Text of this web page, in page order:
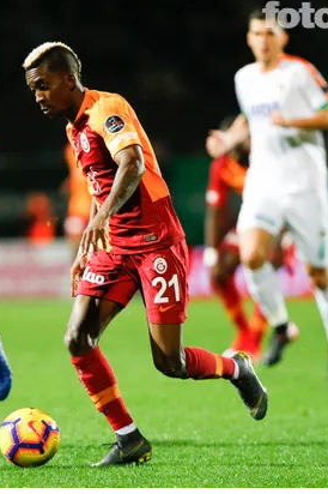
amaçlarıyla sınırlı olarak
yer alan panel vasıtasıyla
Metnimizi ziyaret
Kanunu uyarınca hazırlanmış
çerezlerle ilgili bilgi almak için lütfen